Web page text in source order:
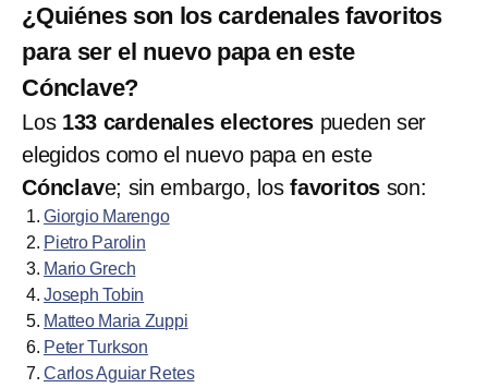
¿Quiénes son los cardenales favoritos
para ser el nuevo papa en este
Cónclave?
Los 133 cardenales electores pueden ser
elegidos como el nuevo papa en este
Cónclave; sin embargo, losfavoritos son:
Giorgio Marengo
Pietro Parolin
Mario Grech
Joseph Tobin
Matteo Maria Zuppi
Peter Turkson
Carlos Aguiar Retes